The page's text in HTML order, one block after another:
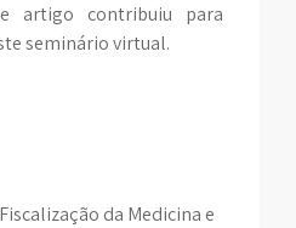
artigo contribuiu para
seminário virtual.
da Medicina e